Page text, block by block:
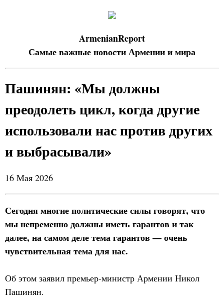
ArmenianReport
Самые важные новости Армении и мира
Пашинян: «Мы должны
преодолеть цикл, когда другие
использовали нас против других
и выбрасывали»
16 Мая 2026
Сегодня многие политические силы говорят, что
мы непременно должны иметь гарантов и так
далее, на самом деле тема гарантов — очень
чувствительная тема для нас.
Об этом заявил премьер-министр Армении Никол
Пашинян.